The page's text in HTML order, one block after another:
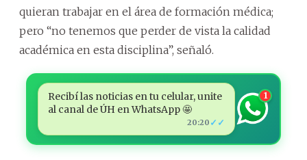
quieran trabajar en el área de formación médica;
pero “no tenemos que perder de vista la calidad
académica en esta disciplina”, señaló.
Recibí las noticias en tu celular, unite
al canal de ÚH en WhatsApp 🤩
20:20 ✓✓
1